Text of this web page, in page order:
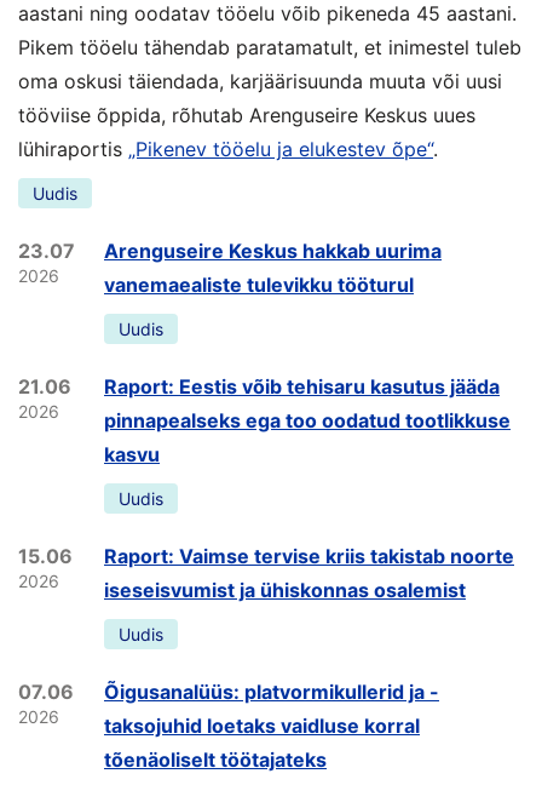
aastani ning oodatav tööelu võib pikeneda 45 aastani.
Pikem tööelu tähendab paratamatult, et inimestel tuleb
oma oskusi täiendada, karjäärisuunda muuta või uusi
tööviise õppida, rõhutab Arenguseire Keskus uues
lühiraportis „Pikenev tööelu ja elukestev õpe“.
Uudis
23.07
2026
Arenguseire Keskus hakkab uurima
vanemaealiste tulevikku tööturul
Uudis
21.06
2026
Raport: Eestis võib tehisaru kasutus jääda
pinnapealseks ega too oodatud tootlikkuse
kasvu
Uudis
15.06
2026
Raport: Vaimse tervise kriis takistab noorte
iseseisvumist ja ühiskonnas osalemist
Uudis
07.06
2026
Õigusanalüüs: platvormikullerid ja -
taksojuhid loetaks vaidluse korral
tõenäoliselt töötajateks